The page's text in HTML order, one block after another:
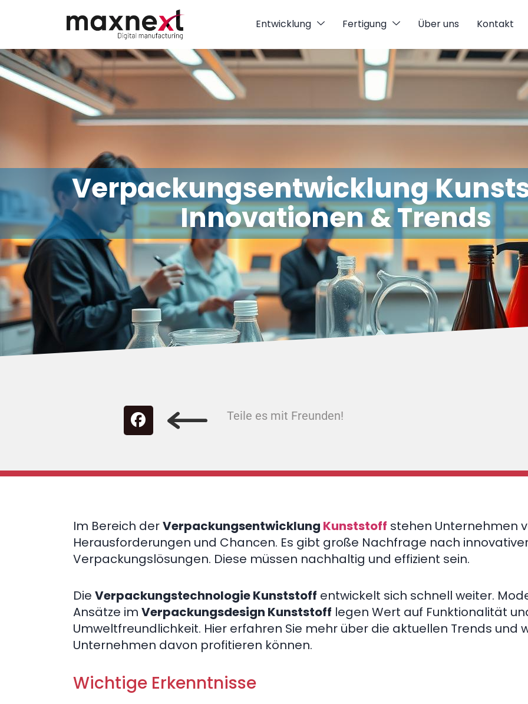
Entwicklung Fertigung Über uns Kontakt
Verpackungsentwicklung
Innovationen & Trends
Teile es mit Freunden!
Im Bereich derVerpackungsentwicklung Kunststoff stehen Unternehmen
Herausforderungen und Chancen. Es gibt große Nachfrage nach
Verpackungslösungen. Diese müssen nachhaltig und effizient sein.
Die Verpackungstechnologie Kunststoff entwickelt sich schnell weiter.
Ansätze im Verpackungsdesign Kunststoff legen Wert auf Funktionalität
Umweltfreundlichkeit. Hier erfahren Sie mehr über die aktuellen Trends und
Unternehmen davon profitieren können.
Wichtige Erkenntnisse